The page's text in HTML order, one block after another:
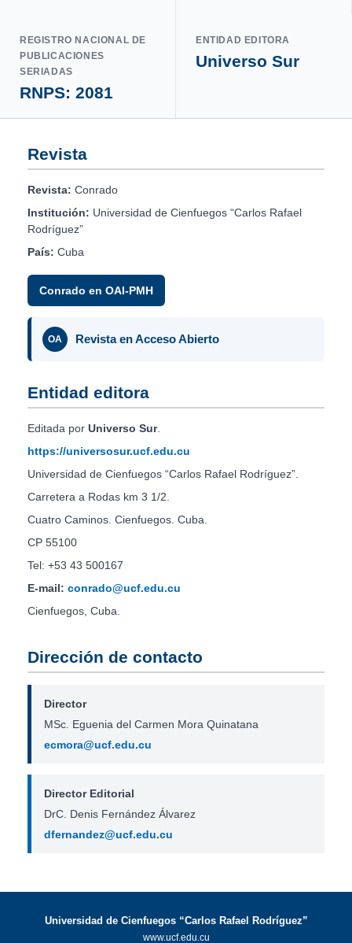
REGISTRO NACIONAL DE
PUBLICACIONES
SERIADAS
RNPS: 2081
ENTIDAD EDITORA
Universo Sur
Revista
Revista: Conrado
Institución: Universidad de Cienfuegos “Carlos Rafael
Rodríguez”
País: Cuba
Conrado en OAI-PMH
OA Revista en Acceso Abierto
Entidad editora
Editada por Universo Sur.
https://universosur.ucf.edu.cu
Universidad de Cienfuegos “Carlos Rafael Rodríguez”.
Carretera a Rodas km 3 1/2.
Cuatro Caminos. Cienfuegos. Cuba.
CP 55100
Tel: +53 43 500167
E-mail: conrado@ucf.edu.cu
Cienfuegos, Cuba.
Dirección de contacto
Director
MSc. Eguenia del Carmen Mora Quinatana
ecmora@ucf.edu.cu
Director Editorial
DrC. Denis Fernández Álvarez
dfernandez@ucf.edu.cu
Universidad de Cienfuegos “Carlos Rafael Rodríguez”
www.ucf.edu.cu